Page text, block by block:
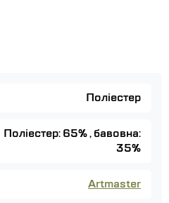
Поліестер
Поліестер: 65% , бавовна:
35%
Artmaster